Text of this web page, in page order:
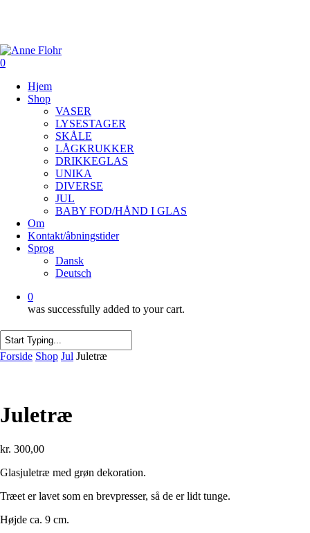
content
0
Hjem
Shop
VASER
LYSESTAGER
SKÅLE
LÅGKRUKKER
DRIKKEGLAS
UNIKA
DIVERSE
JUL
BABY FOD/HÅND I GLAS
Om
Kontakt/åbningstider
Sprog
Dansk
Deutsch
0
was successfully added to your cart.
Close
Forside Shop Jul Juletræ
Juletræ
kr. 300,00
Glasjuletræ med grøn dekoration.
Træet er lavet som en brevpresser, så de er lidt tunge.
Højde ca. 9 cm.